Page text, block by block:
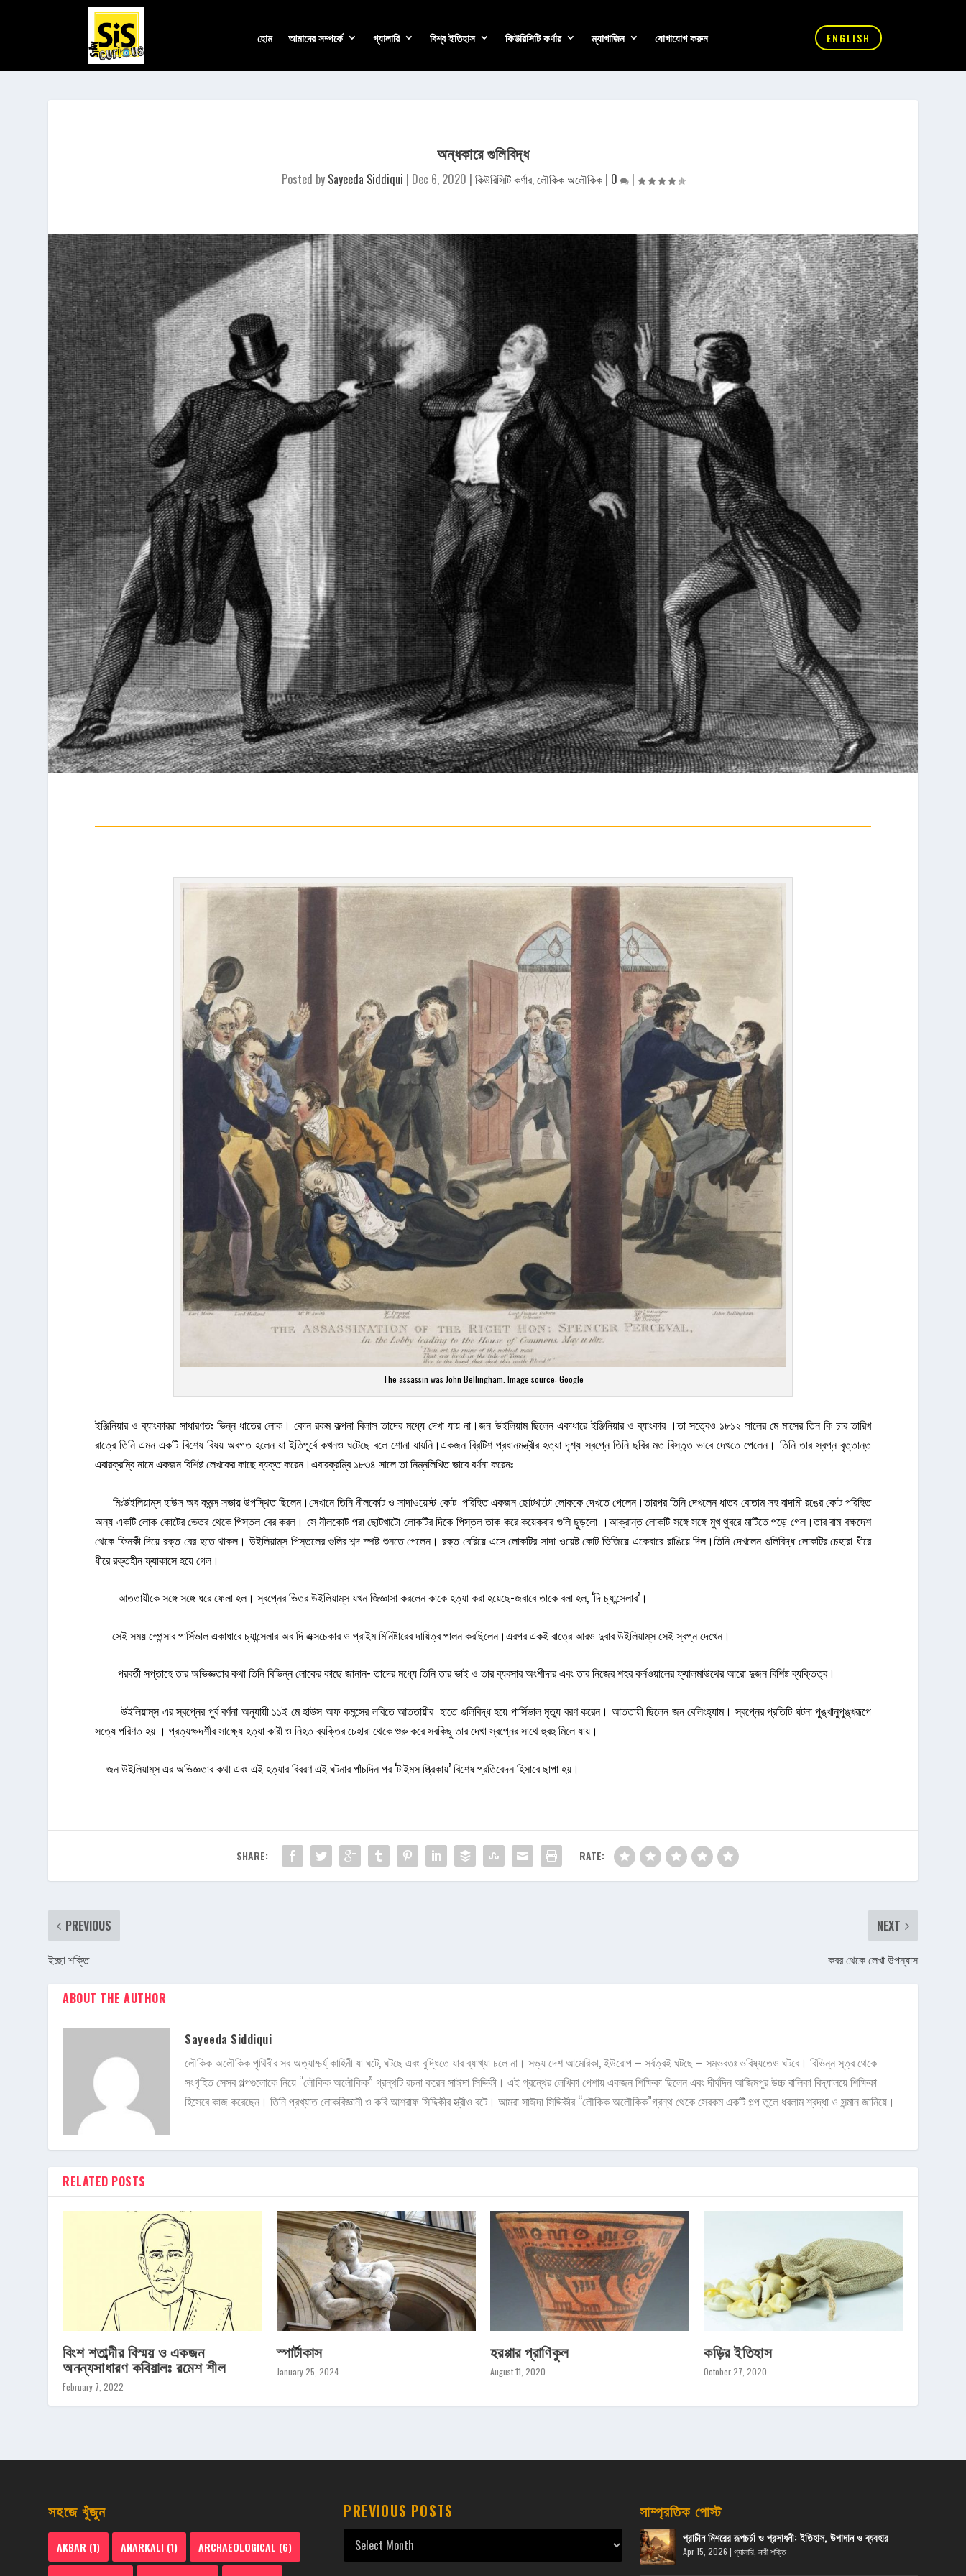
হোম আমাদের সম্পর্কে গ্যালারি বিশ্ব ইতিহাস কিউরিসিটি কর্ণার ম্যাগাজিন যোগাযোগ করুন ENGLISH
অন্ধকারে গুলিবিদ্ধ
Posted by Sayeeda Siddiqui | Dec 6, 2020 | কিউরিসিটি কর্ণার,লৌকিক অলৌকিক| 0 |
The assassin was John Bellingham. Image source: Google
ইঞ্জিনিয়ার ও ব্যাংকাররা সাধারণতঃ ভিন্ন ধাতের লোক। কোন রকম কল্পনা বিলাস তাদের মধ্যে দেখা যায় না।জন উইলিয়াম ছিলেন একাধারে ইঞ্জিনিয়ার ও ব্যাংকার ।তা সত্বেও ১৮১২ সালের মে মাসের তিন কি চার তারিখ
রাত্রে তিনি এমন একটি বিশেষ বিষয় অবগত হলেন যা ইতিপূর্বে কখনও ঘটেছে বলে শোনা যায়নি।একজন ব্রিটিশ প্রধানমন্ত্রীর হত্যা দৃশ্য স্বপ্নে তিনি ছবির মত বিস্তৃত ভাবে দেখতে পেলেন। তিনি তার স্বপ্ন বৃত্তান্ত
এবারক্রম্বি নামে একজন বিশিষ্ট লেখকের কাছে ব্যক্ত করেন।এবারক্রম্বি ১৮৩৪ সালে তা নিম্নলিখিত ভাবে বর্ণনা করেনঃ
মিঃউইলিয়াম্‌স হাউস অব কমন্স সভায় উপস্থিত ছিলেন।সেখানে তিনি নীলকোট ও সাদাওয়েস্ট কোট পরিহিত একজন ছোটখাটো লোককে দেখতে পেলেন।তারপর তিনি দেখলেন ধাতব বোতাম সহ বাদামী রঙের কোট পরিহিত
অন্য একটি লোক কোটের ভেতর থেকে পিস্তল বের করল। সে নীলকোট পরা ছোটখাটো লোকটির দিকে পিস্তল তাক করে কয়েকবার গুলি ছুড়লো ।আক্রান্ত লোকটি সঙ্গে সঙ্গে মুখ থুবরে মাটিতে পড়ে গেল।তার বাম বক্ষদেশ
থেকে ফিনকী দিয়ে রক্ত বের হতে থাকল। উইলিয়াম্‌স পিস্তলের গুলির শব্দ স্পষ্ট শুনতে পেলেন। রক্ত বেরিয়ে এসে লোকটির সাদা ওয়েষ্ট কোট ভিজিয়ে একেবারে রাঙিয়ে দিল।তিনি দেখলেন গুলিবিদ্ধ লোকটির চেহারা ধীরে
ধীরে রক্তহীন ফ্যাকাসে হয়ে গেল।
আততায়ীকে সঙ্গে সঙ্গে ধরে ফেলা হল। স্বপ্নের ভিতর উইলিয়াম্‌স যখন জিজ্ঞাসা করলেন কাকে হত্যা করা হয়েছে-জবাবে তাকে বলা হল, ‘দি চ্যান্সেলার’।
সেই সময় স্পেন্সার পার্সিভাল একাধারে চ্যান্সেলার অব দি এক্সচেকার ও প্রাইম মিনিষ্টারের দায়িত্ব পালন করছিলেন।এরপর একই রাত্রে আরও দুবার উইলিয়াম্‌স সেই স্বপ্ন দেখেন।
পরবর্তী সপ্তাহে তার অভিজ্ঞতার কথা তিনি বিভিন্ন লোকের কাছে জানান- তাদের মধ্যে তিনি তার ভাই ও তার ব্যবসার অংশীদার এবং তার নিজের শহর কর্নওয়ালের ফ্যালমাউথের আরো দুজন বিশিষ্ট ব্যক্তিত্ব।
উইলিয়াম্‌স এর স্বপ্নের পুর্ব বর্ণনা অনুযায়ী ১১ই মে হাউস অফ কমন্সের লবিতে আততায়ীর হাতে গুলিবিদ্ধ হয়ে পার্সিভাল মৃত্যু বরণ করেন। আততায়ী ছিলেন জন বেলিংহ্যাম। স্বপ্নের প্রতিটি ঘটনা পুঙ্খানুপুঙ্খরূপে
সত্যে পরিণত হয় । প্রত্যক্ষদর্শীর সাক্ষ্যে হত্যা কারী ও নিহত ব্যক্তির চেহারা থেকে শুরু করে সবকিছু তার দেখা স্বপ্নের সাথে হুবহু মিলে যায়।
জন উইলিয়াম্‌স এর অভিজ্ঞতার কথা এবং এই হত্যার বিবরণ এই ঘটনার পাঁচদিন পর ‘টাইমস প্ত্রিকায়’ বিশেষ প্রতিবেদন হিসাবে ছাপা হয়।
SHARE: RATE:
PREVIOUS
ইচ্ছা শক্তি
NEXT
কবর থেকে লেখা উপন্যাস
ABOUT THE AUTHOR
Sayeeda Siddiqui
লৌকিক অলৌকিক পৃথিবীর সব অত্যাশ্চর্য্ কাহিনী যা ঘটে, ঘটছে এবং বুদ্ধিতে যার ব্যাখ্যা চলে না। সভ্য দেশ আমেরিকা, ইউরোপ – সর্বত্রই ঘটছে – সম্ভবতঃ ভবিষ্যতেও ঘটবে। বিভিন্ন সূত্র থেকে
সংগৃহিত সেসব গল্পগুলোকে নিয়ে “লৌকিক অলৌকিক” গ্রন্থটি রচনা করেন সাঈদা সিদ্দিকী। এই গ্রন্থের লেখিকা পেশায় একজন শিক্ষিকা ছিলেন এবং দীর্ঘদিন আজিমপুর উচ্চ বালিকা বিদ্যালয়ে শিক্ষিকা
হিসেবে কাজ করেছেন। তিনি প্রখ্যাত লোকবিজ্ঞানী ও কবি আশরাফ সিদ্দিকীর স্ত্রীও বটে। আমরা সাঈদা সিদ্দিকীর “লৌকিক অলৌকিক”গ্রন্থ থেকে সেরকম একটি গল্প তুলে ধরলাম শ্রদ্ধা ও সন্মান জানিয়ে।
RELATED POSTS
বিংশ শতাব্দীর বিস্ময় ও একজন
অনন্যসাধারণ কবিয়ালঃ রমেশ শীল
February 7, 2022
স্পার্টাকাস
January 25, 2024
হরপ্পার প্রাণিকুল
August 11, 2020
কড়ির ইতিহাস
October 27, 2020
সহজে খুঁজুন
AKBAR (1) ANARKALI (1) ARCHAEOLOGICAL (6)
PREVIOUS POSTS সাম্প্রতিক পোস্ট
প্রাচীন মিশরের রূপচর্চা ও প্রসাধনী: ইতিহাস, উপাদান ও ব্যবহার
Apr 15, 2026 | গ্যালারি, নারী শক্তি